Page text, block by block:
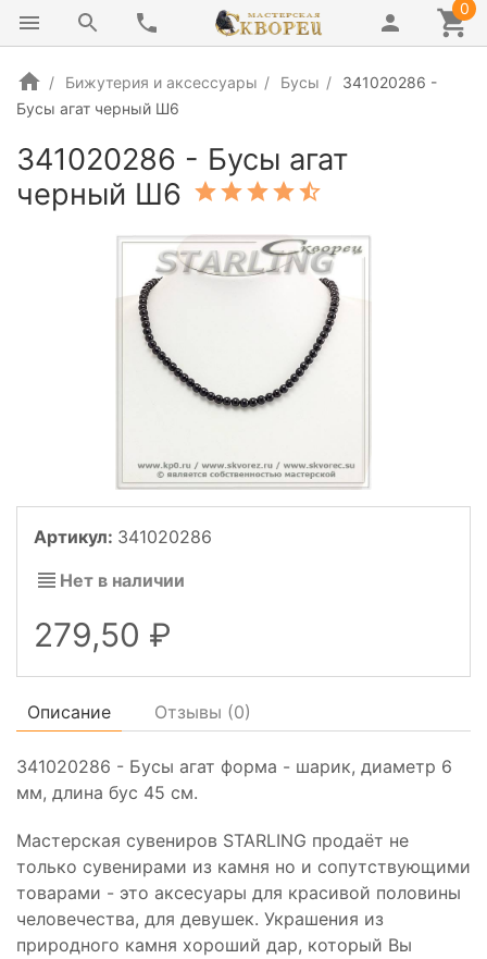
0
Бижутерия и аксессуары Бусы
341020286 -
Бусы агат черный Ш6
341020286 - Бусы агат
черный Ш6
Артикул: 341020286
Нет в наличии
279,50
Описание Отзывы (0)
341020286 - Бусы агат форма - шарик, диаметр 6
мм, длина бус 45 см.
Мастерская сувениров STARLING продаёт не
только сувенирами из камня но и сопутствующими
товарами - это аксесуары для красивой половины
человечества, для девушек. Украшения из
природного камня хороший дар, который Вы